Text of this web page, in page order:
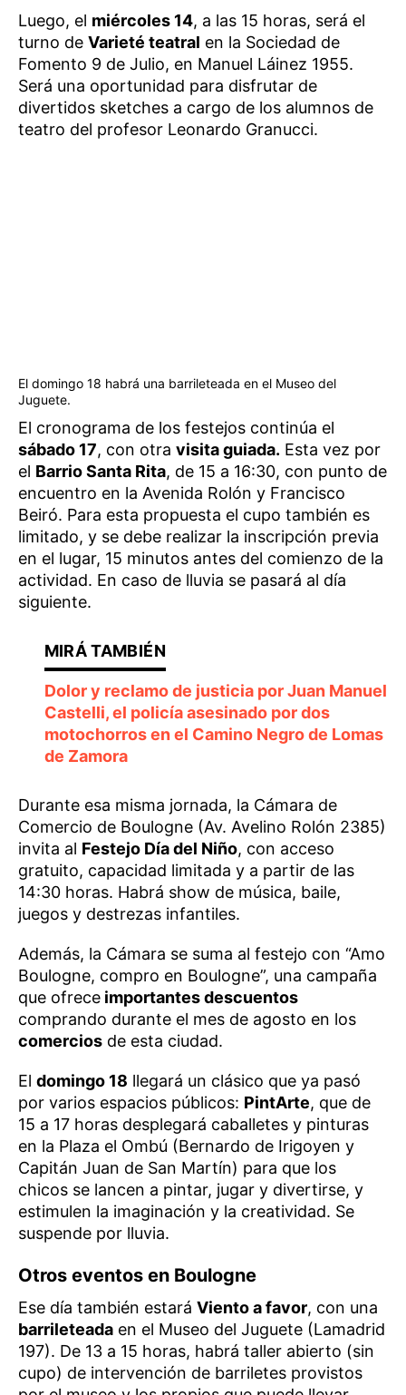
Luego, el miércoles 14, a las 15 horas, será el
turno de Varieté teatral en la Sociedad de
Fomento 9 de Julio, en Manuel Láinez 1955.
Será una oportunidad para disfrutar de
divertidos sketches a cargo de los alumnos de
teatro del profesor Leonardo Granucci.
El domingo 18 habrá una barrileteada en el Museo del
Juguete.
El cronograma de los festejos continúa el
sábado 17, con otra visita guiada. Esta vez por
el Barrio Santa Rita, de 15 a 16:30, con punto de
encuentro en la Avenida Rolón y Francisco
Beiró. Para esta propuesta el cupo también es
limitado, y se debe realizar la inscripción previa
en el lugar, 15 minutos antes del comienzo de la
actividad. En caso de lluvia se pasará al día
siguiente.
Dolor y reclamo de justicia por Juan Manuel
Castelli, el policía asesinado por dos
motochorros en el Camino Negro de Lomas
de Zamora
Durante esa misma jornada, la Cámara de
Comercio de Boulogne (Av. Avelino Rolón 2385)
invita al Festejo Día del Niño, con acceso
gratuito, capacidad limitada y a partir de las
14:30 horas. Habrá show de música, baile,
juegos y destrezas infantiles.
Además, la Cámara se suma al festejo con “Amo
Boulogne, compro en Boulogne”, una campaña
que ofrece importantes descuentos
comprando durante el mes de agosto en los
comercios de esta ciudad.
El domingo 18 llegará un clásico que ya pasó
por varios espacios públicos: PintArte, que de
15 a 17 horas desplegará caballetes y pinturas
en la Plaza el Ombú (Bernardo de Irigoyen y
Capitán Juan de San Martín) para que los
chicos se lancen a pintar, jugar y divertirse, y
estimulen la imaginación y la creatividad. Se
suspende por lluvia.
Otros eventos en Boulogne
Ese día también estará Viento a favor, con una
barrileteada en el Museo del Juguete (Lamadrid
197). De 13 a 15 horas, habrá taller abierto (sin
cupo) de intervención de barriletes provistos